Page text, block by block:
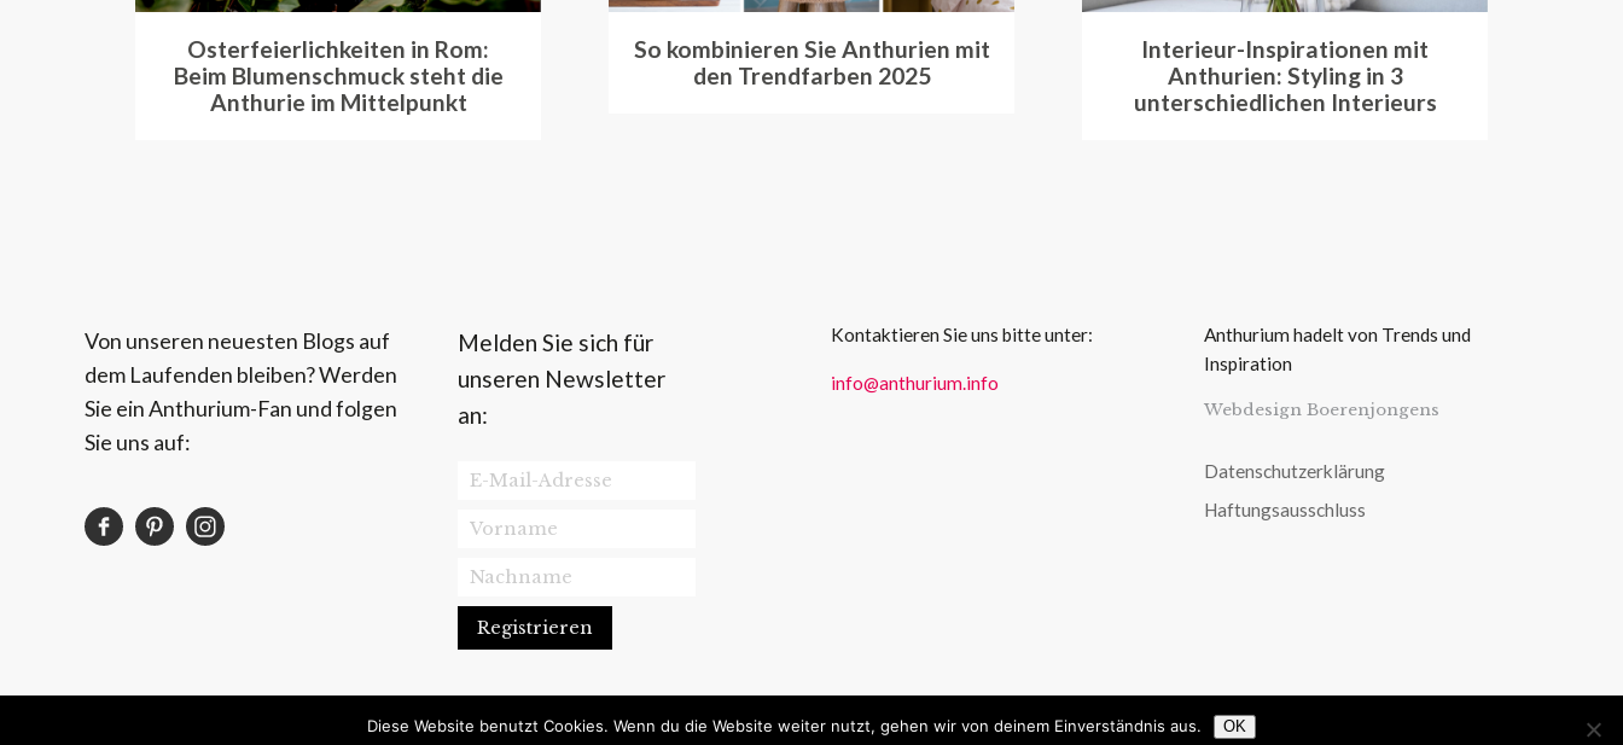
Osterfeierlichkeiten in Rom:
Beim Blumenschmuck steht die
Anthurie im Mittelpunkt
So kombinieren Sie Anthurien mit
den Trendfarben 2025
Interieur-Inspirationen mit
Anthurien: Styling in 3
unterschiedlichen Interieurs
Von unseren neuesten Blogs auf
dem Laufenden bleiben? Werden
Sie ein Anthurium-Fan und folgen
Sie uns auf:
Melden Sie sich für
unseren Newsletter
an:
Kontaktieren Sie uns bitte unter:
info@anthurium.info
Anthurium hadelt von Trends und
Inspiration
Webdesign Boerenjongens
Datenschutzerklärung
Haftungsausschluss
Diese Website benutzt Cookies. Wenn du die Website weiter nutzt, gehen wir von deinem Einverständnis aus. OK